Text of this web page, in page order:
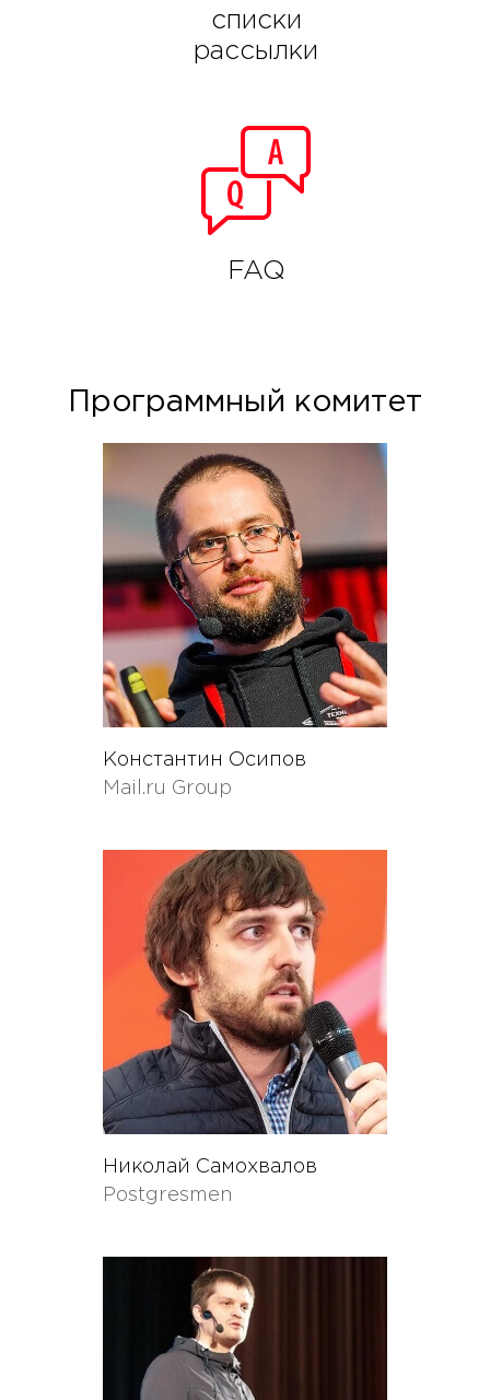
списки
рассылки
FAQ
Программный комитет
Константин Осипов
Mail.ru Group
Николай Самохвалов
Postgresmen